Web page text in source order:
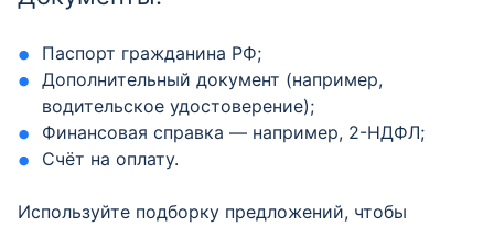
Паспорт гражданина РФ;
Дополнительный документ (например,
водительское удостоверение);
Финансовая справка — например, 2-НДФЛ;
Счёт на оплату.
Используйте подборку предложений, чтобы